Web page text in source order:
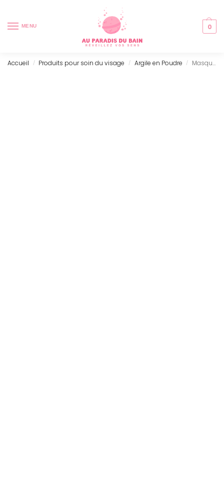
MENU 0
Accueil / Produits pour soin du visage / Argile en Poudre / Masque d’Argile Verte (100g)